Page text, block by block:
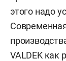
этого надо
VALDEK как